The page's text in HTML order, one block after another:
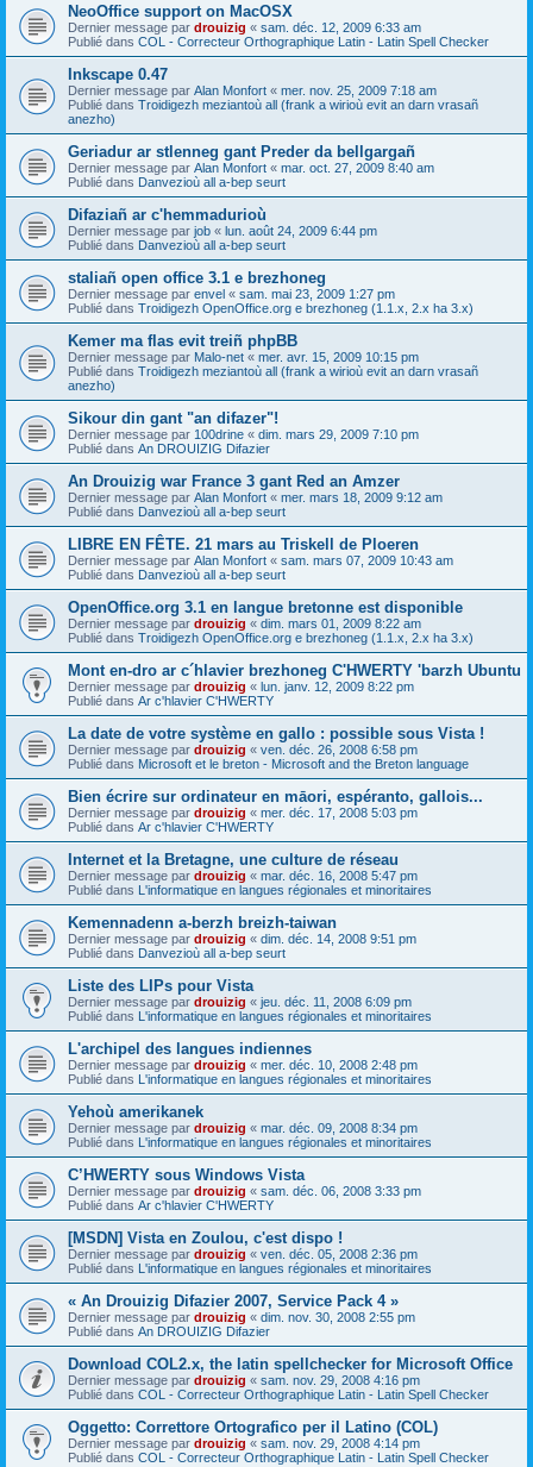
NeoOffice support on MacOSX
Dernier message par drouizig « sam. déc. 12, 2009 6:33 am
Publié dans COL - Correcteur Orthographique Latin - Latin Spell Checker
Inkscape 0.47
Dernier message par Alan Monfort « mer. nov. 25, 2009 7:18 am
Publié dans Troidigezh meziantoù all (frank a wirioù evit an darn vrasañ
anezho)
Geriadur ar stlenneg gant Preder da bellgargañ
Dernier message par Alan Monfort « mar. oct. 27, 2009 8:40 am
Publié dans Danvezioù all a-bep seurt
Difaziañ ar c'hemmadurioù
Dernier message par job « lun. août 24, 2009 6:44 pm
Publié dans Danvezioù all a-bep seurt
staliañ open office 3.1 e brezhoneg
Dernier message par envel « sam. mai 23, 2009 1:27 pm
Publié dans Troidigezh OpenOffice.org e brezhoneg (1.1.x, 2.x ha 3.x)
Kemer ma flas evit treiñ phpBB
Dernier message par Malo-net « mer. avr. 15, 2009 10:15 pm
Publié dans Troidigezh meziantoù all (frank a wirioù evit an darn vrasañ
anezho)
Sikour din gant "an difazer"!
Dernier message par 100drine « dim. mars 29, 2009 7:10 pm
Publié dans An DROUIZIG Difazier
An Drouizig war France 3 gant Red an Amzer
Dernier message par Alan Monfort « mer. mars 18, 2009 9:12 am
Publié dans Danvezioù all a-bep seurt
LIBRE EN FÊTE. 21 mars au Triskell de Ploeren
Dernier message par Alan Monfort « sam. mars 07, 2009 10:43 am
Publié dans Danvezioù all a-bep seurt
OpenOffice.org 3.1 en langue bretonne est disponible
Dernier message par drouizig « dim. mars 01, 2009 8:22 am
Publié dans Troidigezh OpenOffice.org e brezhoneg (1.1.x, 2.x ha 3.x)
Mont en-dro ar c´hlavier brezhoneg C'HWERTY 'barzh Ubuntu
Dernier message par drouizig « lun. janv. 12, 2009 8:22 pm
Publié dans Ar c'hlavier C'HWERTY
La date de votre système en gallo : possible sous Vista !
Dernier message par drouizig « ven. déc. 26, 2008 6:58 pm
Publié dans Microsoft et le breton - Microsoft and the Breton language
Bien écrire sur ordinateur en māori, espéranto, gallois...
Dernier message par drouizig « mer. déc. 17, 2008 5:03 pm
Publié dans Ar c'hlavier C'HWERTY
Internet et la Bretagne, une culture de réseau
Dernier message par drouizig « mar. déc. 16, 2008 5:47 pm
Publié dans L'informatique en langues régionales et minoritaires
Kemennadenn a-berzh breizh-taiwan
Dernier message par drouizig « dim. déc. 14, 2008 9:51 pm
Publié dans Danvezioù all a-bep seurt
Liste des LIPs pour Vista
Dernier message par drouizig « jeu. déc. 11, 2008 6:09 pm
Publié dans L'informatique en langues régionales et minoritaires
L'archipel des langues indiennes
Dernier message par drouizig « mer. déc. 10, 2008 2:48 pm
Publié dans L'informatique en langues régionales et minoritaires
Yehoù amerikanek
Dernier message par drouizig « mar. déc. 09, 2008 8:34 pm
Publié dans L'informatique en langues régionales et minoritaires
C’HWERTY sous Windows Vista
Dernier message par drouizig « sam. déc. 06, 2008 3:33 pm
Publié dans Ar c'hlavier C'HWERTY
[MSDN] Vista en Zoulou, c'est dispo !
Dernier message par drouizig « ven. déc. 05, 2008 2:36 pm
Publié dans L'informatique en langues régionales et minoritaires
« An Drouizig Difazier 2007, Service Pack 4 »
Dernier message par drouizig « dim. nov. 30, 2008 2:55 pm
Publié dans An DROUIZIG Difazier
Download COL2.x, the latin spellchecker for Microsoft Office
Dernier message par drouizig « sam. nov. 29, 2008 4:16 pm
Publié dans COL - Correcteur Orthographique Latin - Latin Spell Checker
Oggetto: Correttore Ortografico per il Latino (COL)
Dernier message par drouizig « sam. nov. 29, 2008 4:14 pm
Publié dans COL - Correcteur Orthographique Latin - Latin Spell Checker